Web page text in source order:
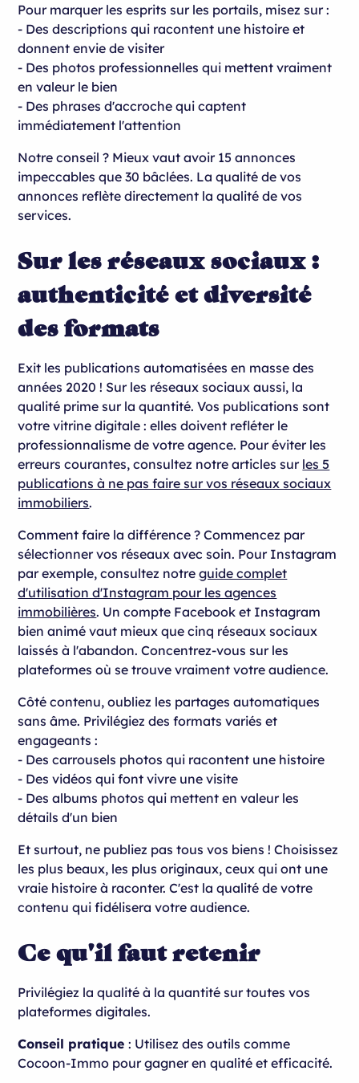
Pour marquer les esprits sur les portails, misez sur :
- Des descriptions qui racontent une histoire et
donnent envie de visiter
- Des photos professionnelles qui mettent vraiment
en valeur le bien
- Des phrases d'accroche qui captent
immédiatement l'attention
Notre conseil ? Mieux vaut avoir 15 annonces
impeccables que 30 bâclées. La qualité de vos
annonces reflète directement la qualité de vos
services.
Sur les réseaux sociaux :
authenticité et diversité
des formats
Exit les publications automatisées en masse des
années 2020 ! Sur les réseaux sociaux aussi, la
qualité prime sur la quantité. Vos publications sont
votre vitrine digitale : elles doivent refléter le
professionnalisme de votre agence. Pour éviter les
erreurs courantes, consultez notre articles sur les 5
publications à ne pas faire sur vos réseaux sociaux
immobiliers.
Comment faire la différence ? Commencez par
sélectionner vos réseaux avec soin. Pour Instagram
par exemple, consultez notreguide complet
d'utilisation d'Instagram pour les agences
immobilières. Un compte Facebook et Instagram
bien animé vaut mieux que cinq réseaux sociaux
laissés à l'abandon. Concentrez-vous sur les
plateformes où se trouve vraiment votre audience.
Côté contenu, oubliez les partages automatiques
sans âme. Privilégiez des formats variés et
engageants :
- Des carrousels photos qui racontent une histoire
- Des vidéos qui font vivre une visite
- Des albums photos qui mettent en valeur les
détails d'un bien
Et surtout, ne publiez pas tous vos biens ! Choisissez
les plus beaux, les plus originaux, ceux qui ont une
vraie histoire à raconter. C'est la qualité de votre
contenu qui fidélisera votre audience.
Ce qu'il faut retenir
Privilégiez la qualité à la quantité sur toutes vos
plateformes digitales.
Conseil pratique: Utilisez des outils comme
Cocoon-Immo pour gagner en qualité et efficacité.